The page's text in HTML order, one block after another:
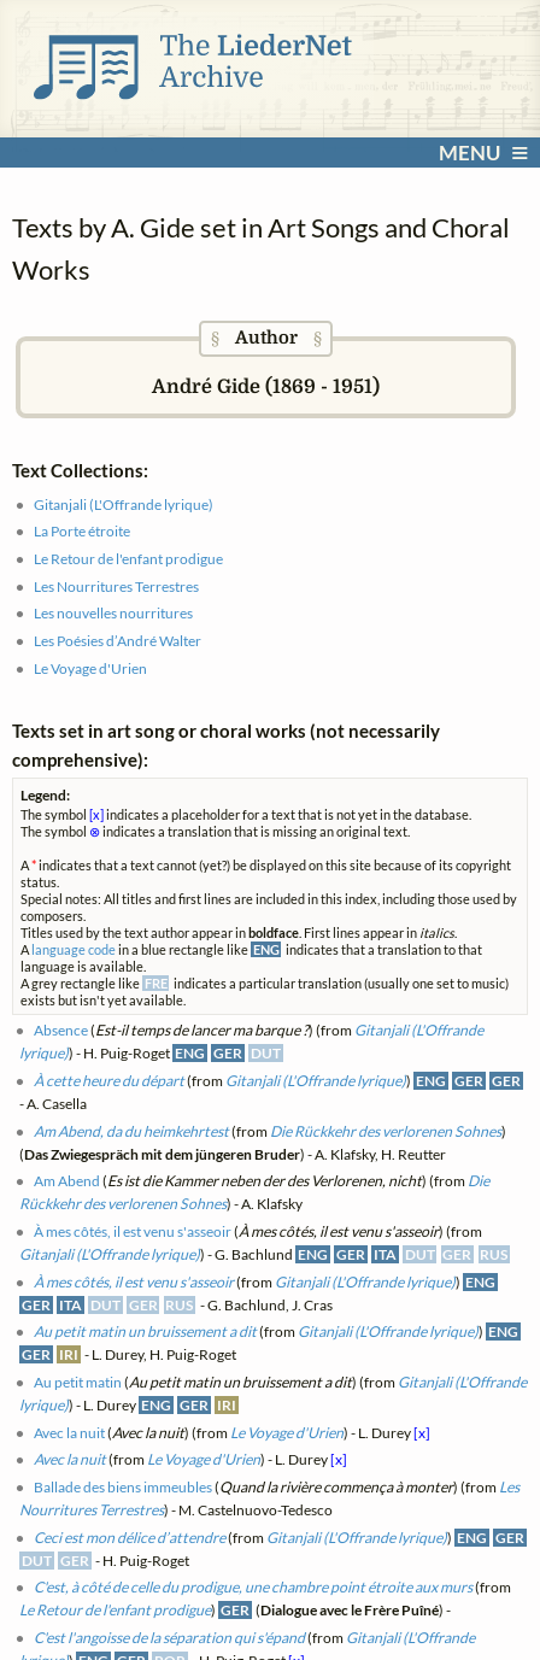
MENU
Texts by A. Gide set in Art Songs and Choral
Works
§ Author§
André Gide (1869 - 1951)
Text Collections:
Gitanjali (L'Offrande lyrique)
La Porte étroite
Le Retour de l'enfant prodigue
Les Nourritures Terrestres
Les nouvelles nourritures
Les Poésies d’André Walter
Le Voyage d'Urien
Texts set in art song or choral works (not necessarily
comprehensive):
Legend:
The symbol [x] indicates a placeholder for a text that is not yet in the database.
The symbol ⊗indicates a translation that is missing an original text.
A*indicates that a text cannot (yet?) be displayed on this site because of its copyright
status.
Special notes: All titles and first lines are included in this index, including those used by
composers.
Titles used by the text author appear in boldface . First lines appear in italics.
A language codein a blue rectangle like ENG indicates that a translation to that
language is available.
A grey rectangle like FRE indicates a particular translation (usually one set to music)
exists but isn't yet available.
Absence(Est-il temps de lancer ma barque ?) (from Gitanjali (L'Offrande
lyrique)) - H. Puig-Roget ENG GER DUT
À cette heure du départ(from Gitanjali (L'Offrande lyrique)) ENG GER GER
- A. Casella
Am Abend, da du heimkehrtest(from Die Rückkehr des verlorenen Sohnes)
(Das Zwiegespräch mit dem jüngeren Bruder) - A. Klafsky, H. Reutter
Am Abend (Es ist die Kammer neben der des Verlorenen, nicht) (from Die
Rückkehr des verlorenen Sohnes) - A. Klafsky
À mes côtés, il est venu s'asseoir(À mes côtés, il est venu s'asseoir) (from
Gitanjali (L'Offrande lyrique)) - G. Bachlund ENG GER ITA DUT GER RUS
À mes côtés, il est venu s'asseoir(from Gitanjali (L'Offrande lyrique)) ENG
GER ITA DUT GER RUS - G. Bachlund, J. Cras
Au petit matin un bruissement a dit(from Gitanjali (L'Offrande lyrique)) ENG
GER IRI - L. Durey, H. Puig-Roget
Au petit matin (Au petit matin un bruissement a dit) (from Gitanjali (L'Offrande
lyrique)) - L. Durey ENG GER IRI
Avec la nuit(Avec la nuit) (from Le Voyage d'Urien) - L. Durey[x]
Avec la nuit(from Le Voyage d'Urien) - L. Durey[x]
Ballade des biens immeubles(Quand la rivière commença à monter) (from Les
Nourritures Terrestres) - M. Castelnuovo-Tedesco
Ceci est mon délice d’attendre(from Gitanjali (L'Offrande lyrique)) ENG GER
DUT GER - H. Puig-Roget
C'est, à côté de celle du prodigue, une chambre point étroite aux murs(from
Le Retour de l'enfant prodigue) GER (Dialogue avec le Frère Puîné) -
C'est l'angoisse de la séparation qui s'épand(from Gitanjali (L'Offrande